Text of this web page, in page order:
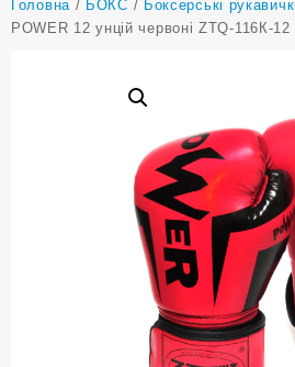
Головна / БОКС / Боксерські
POWER 12 унцій червоні ZTQ-116К-12